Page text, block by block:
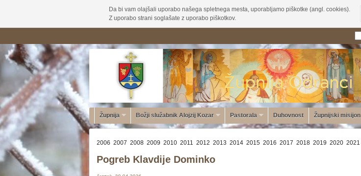
Da bi vam olajšali uporabo našega spletnega mesta, uporabljamo piškotke (angl. cookies).
Z uporabo strani soglašate z uporabo piškotkov.
Župnija Božji služabnik Alojzij Kozar Pastorala Duhovnost Župnijski misijon
2006 2007 2008 2009 2010 2011 2012 2013 2014 2015 2016 2017 2018 2019 2020 2021
Pogreb Klavdije Dominko